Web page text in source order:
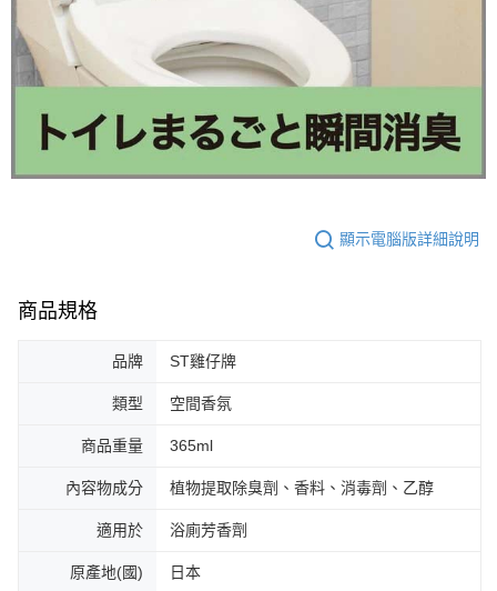
顯示電腦版詳細說明
商品規格
品牌 ST雞仔牌
類型 空間香氛
商品重量 365ml
內容物成分 植物提取除臭劑、香料、消毒劑、乙醇
適用於 浴廁芳香劑
原產地(國) 日本